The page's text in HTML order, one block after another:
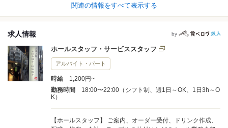
関連の情報をすべて表示する
求人情報 by
ホールスタッフ・サービススタッフ
アルバイト・パート
時給
1,200円~
勤務時間
18:00〜22:00（シフト制、週1日～OK、1日3h～O
K）
【ホールスタッフ】 ご案内、オーダー受付、ドリンク作成、